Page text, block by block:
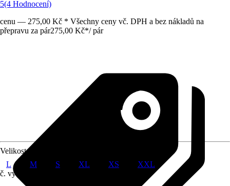
5(4 Hodnocení)
cenu — 275,00 Kč * Všechny ceny vč. DPH a bez nákladů na
přepravu za pár275,00 Kč*/ pár
Velikost
L
M S XL XS
XXL
č. výrobku